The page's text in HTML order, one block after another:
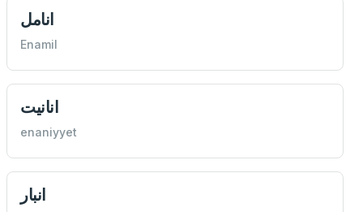
انامل
Enamil
انانيت
enaniyyet
انبار